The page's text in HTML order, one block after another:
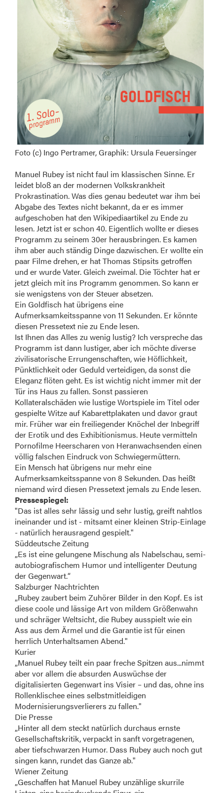
Foto (c) Ingo Pertramer, Graphik: Ursula Feuersinger
Manuel Rubey ist nicht faul im klassischen Sinne. Er
leidet bloß an der modernen Volkskrankheit
Prokrastination. Was dies genau bedeutet war ihm bei
Abgabe des Textes nicht bekannt, da er es immer
aufgeschoben hat den Wikipediaartikel zu Ende zu
lesen. Jetzt ist er schon 40. Eigentlich wollte er dieses
Programm zu seinem 30er herausbringen. Es kamen
ihm aber auch ständig Dinge dazwischen. Er wollte ein
paar Filme drehen, er hat Thomas Stipsits getroffen
und er wurde Vater. Gleich zweimal. Die Töchter hat er
jetzt gleich mit ins Programm genommen. So kann er
sie wenigstens von der Steuer absetzen.
Ein Goldfisch hat übrigens eine
Aufmerksamkeitsspanne von 11 Sekunden. Er könnte
diesen Pressetext nie zu Ende lesen.
Ist Ihnen das Alles zu wenig lustig? Ich verspreche das
Programm ist dann lustiger, aber ich möchte diverse
zivilisatorische Errungenschaften, wie Höflichkeit,
Pünktlichkeit oder Geduld verteidigen, da sonst die
Eleganz flöten geht. Es ist wichtig nicht immer mit der
Tür ins Haus zu fallen. Sonst passieren
Kollateralschäden wie lustige Wortspiele im Titel oder
gespielte Witze auf Kabarettplakaten und davor graut
mir. Früher war ein freiliegender Knöchel der Inbegriff
der Erotik und des Exhibitionismus. Heute vermitteln
Pornofilme Heerscharen von Heranwachsenden einen
völlig falschen Eindruck von Schwiegermüttern.
Ein Mensch hat übrigens nur mehr eine
Aufmerksamkeitsspanne von 8 Sekunden. Das heißt
niemand wird diesen Pressetext jemals zu Ende lesen.
Pressespiegel:
"Das ist alles sehr lässig und sehr lustig, greift nahtlos
ineinander und ist - mitsamt einer kleinen Strip-Einlage
- natürlich herausragend gespielt."
Süddeutsche Zeitung
„Es ist eine gelungene Mischung als Nabelschau, semi-
autobiografischem Humor und intelligenter Deutung
der Gegenwart.“
Salzburger Nachtrichten
„Rubey zaubert beim Zuhörer Bilder in den Kopf. Es ist
diese coole und lässige Art von mildem Größenwahn
und schräger Weltsicht, die Rubey ausspielt wie ein
Ass aus dem Ärmel und die Garantie ist für einen
herrlich Unterhaltsamen Abend."
Kurier
„Manuel Rubey teilt ein paar freche Spitzen aus...nimmt
aber vor allem die absurden Auswüchse der
digitalisierten Gegenwart ins Visier – und das, ohne ins
Rollenklischee eines selbstmitleidigen
Modernisierungsverlierers zu fallen."
Die Presse
„Hinter all dem steckt natürlich durchaus ernste
Gesellschaftskritik, verpackt in sanft vorgetragenen,
aber tiefschwarzen Humor. Dass Rubey auch noch gut
singen kann, rundet das Ganze ab."
Wiener Zeitung
„Geschaffen hat Manuel Rubey unzählige skurrile